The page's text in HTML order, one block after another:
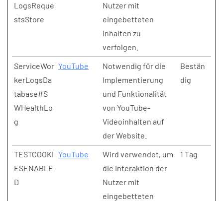
LogsReque
stsStore
Nutzer mit
eingebetteten
Inhalten zu
verfolgen.
ServiceWor
kerLogsDa
tabase#S
WHealthLo
g
YouTube
Notwendig für die
Implementierung
und Funktionalität
von YouTube-
Videoinhalten auf
der Website.
Bestän
dig
TESTCOOKI
ESENABLE
D
YouTube
Wird verwendet, um
die Interaktion der
Nutzer mit
eingebetteten
1 Tag